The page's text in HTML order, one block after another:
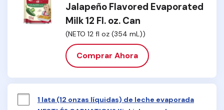
Jalapeño Flavored Evaporated
Milk 12 Fl. oz. Can
(NETO 12 fl oz (354 mL))
Comprar Ahora
1 lata (12 onzas líquidas) de leche evaporada